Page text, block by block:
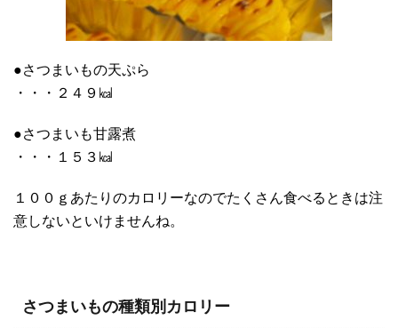
●さつまいもの天ぷら
・・・２４９㎉
●さつまいも甘露煮
・・・１５３㎉
１００ｇあたりのカロリーなのでたくさん食べるときは注
意しないといけませんね。
さつまいもの種類別カロリー